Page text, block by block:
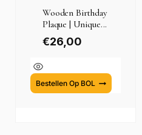
Wooden Birthday
Plaque | Unique...
€26,00
Bestellen Op BOL